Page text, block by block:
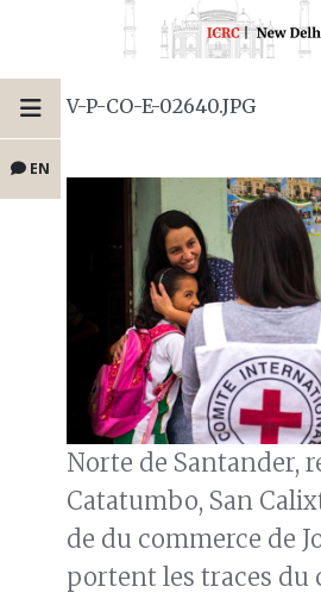
EN
V-P-CO-E-02640.JPG
Norte de Santander,
Catatumbo, San
de du commerce de
portent les traces du